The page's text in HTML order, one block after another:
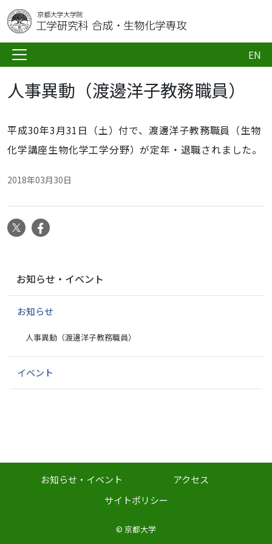
EN
人事異動（渡邊洋子教務職員）
平成30年3月31日（土）付で、渡邊洋子教務職員（生物
化学講座生物化学工学分野）が定年・退職されました。
2018年03月30日
X
ゲ
ン
お知らせ・イベント
お知らせ
人事異動（渡邊洋子教務職員）
イベント
© 京都大学
お知らせ・イベント
アクセス
サイトポリシー